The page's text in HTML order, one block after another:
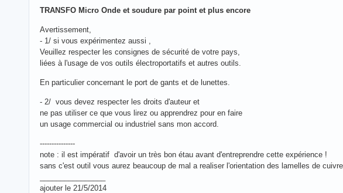
TRANSFO Micro Onde et soudure par point et plus encore
Avertissement,
- 1/ si vous expérimentez aussi ,
Veuillez respecter les consignes de sécurité de votre pays,
liées à l'usage de vos outils électroportatifs et autres outils.
En particulier concernant le port de gants et de lunettes.
- 2/ vous devez respecter les droits d'auteur et
ne pas utiliser ce que vous lirez ou apprendrez pour en faire
un usage commercial ou industriel sans mon accord.
---------------
note : il est impératif d'avoir un très bon étau avant d'entreprendre cette expérience !
sans c'est outil vous aurez beaucoup de mal a realiser l'orientation des lamelles de
ajouter le 21/5/2014